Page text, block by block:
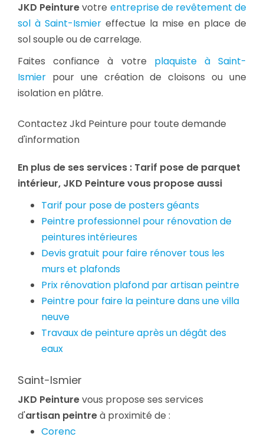
JKD Peinturevotre entreprise de revêtement de
sol à Saint-Ismier effectue la mise en place de
sol souple ou de carrelage.
Faites confiance à votre plaquiste à Saint-
Ismier pour une création de cloisons ou une
isolation en plâtre.
Contactez Jkd Peinture pour toute demande
d'information
En plus de ses services : Tarif pose de parquet
intérieur, JKD Peinture vous propose aussi
Tarif pour pose de posters géants
Peintre professionnel pour rénovation de
peintures intérieures
Devis gratuit pour faire rénover tous les
murs et plafonds
Prix rénovation plafond par artisan peintre
Peintre pour faire la peinture dans une villa
neuve
Travaux de peinture après un dégât des
eaux
Saint-Ismier
JKD Peinturevous propose ses services
d'artisan peintreà proximité de :
Corenc